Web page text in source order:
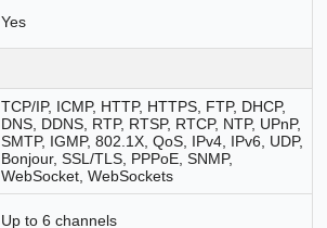
Yes
TCP/IP, ICMP, HTTP, HTTPS, FTP, DHCP,
DNS, DDNS, RTP, RTSP, RTCP, NTP, UPnP,
SMTP, IGMP, 802.1X, QoS, IPv4, IPv6, UDP,
Bonjour, SSL/TLS, PPPoE, SNMP,
WebSocket, WebSockets
Up to 6 channels